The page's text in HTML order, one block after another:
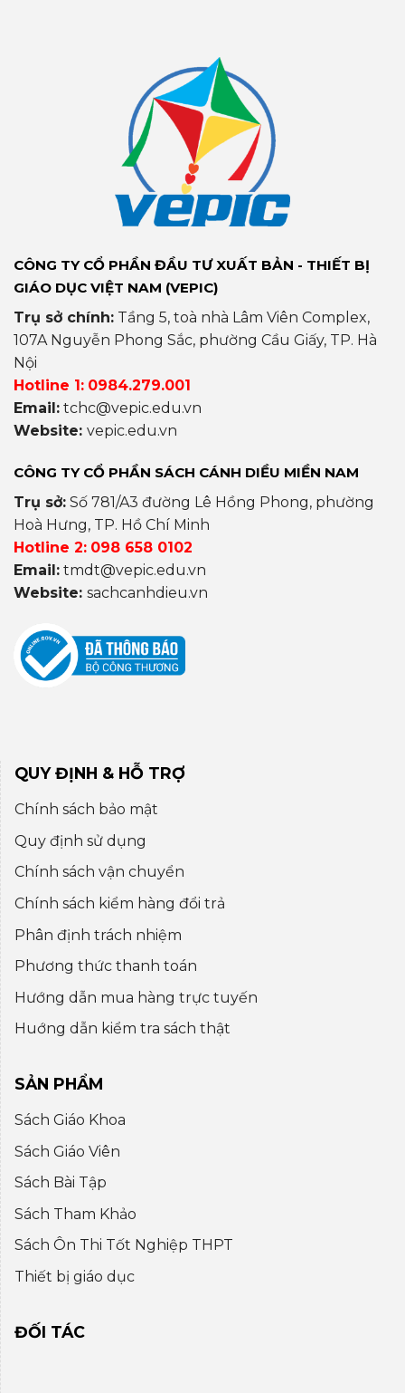
CÔNG TY CỔ PHẦN ĐẦU TƯ XUẤT BẢN - THIẾT BỊ
GIÁO DỤC VIỆT NAM (VEPIC)
Trụ sở chính: Tầng 5, toà nhà Lâm Viên Complex,
107A Nguyễn Phong Sắc, phường Cầu Giấy, TP. Hà
Nội
Hotline 1: 0984.279.001
Email: tchc@vepic.edu.vn
Website: vepic.edu.vn
CÔNG TY CỔ PHẦN SÁCH CÁNH DIỀU MIỀN NAM
Trụ sở: Số 781/A3 đường Lê Hồng Phong, phường
Hoà Hưng, TP. Hồ Chí Minh
Hotline 2: 098 658 0102
Email: tmdt@vepic.edu.vn
Website: sachcanhdieu.vn
QUY ĐỊNH & HỖ TRỢ
Chính sách bảo mật
Quy định sử dụng
Chính sách vận chuyển
Chính sách kiểm hàng đổi trả
Phân định trách nhiệm
Phương thức thanh toán
Hướng dẫn mua hàng trực tuyến
Huớng dẫn kiểm tra sách thật
SẢN PHẨM
Sách Giáo Khoa
Sách Giáo Viên
Sách Bài Tập
Sách Tham Khảo
Sách Ôn Thi Tốt Nghiệp THPT
Thiết bị giáo dục
ĐỐI TÁC